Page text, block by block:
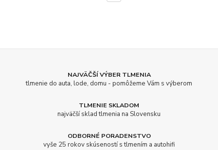
NAJVÄČŠÍ VÝBER TLMENIA
tlmenie do auta, lode, domu - pomôžeme Vám s výberom
TLMENIE SKLADOM
najväčší sklad tlmenia na Slovensku
ODBORNÉ PORADENSTVO
vyše 25 rokov skúseností s tlmením a autohifi